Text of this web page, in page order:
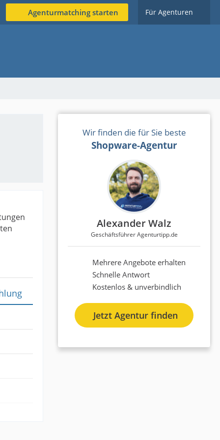
Agenturmatching starten Für Agenturen
Wir finden die für Sie beste
Shopware-Agentur
Alexander Walz
Geschäftsführer Agenturtipp.de
Mehrere Angebote erhalten
Schnelle Antwort
Kostenlos & unverbindlich
Jetzt Agentur finden